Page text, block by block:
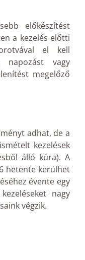
előkészítést
a kezelés előtti
el kell
vagy
megelőző
adhat, de a
kezelések
álló kúra). A
hetente kerülhet
évente egy
nagy
végzik.